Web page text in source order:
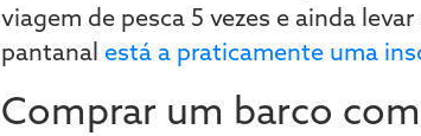
viagem de pesca 5 vezes e ainda
pantanal está a praticamente uma
Comprar um barco